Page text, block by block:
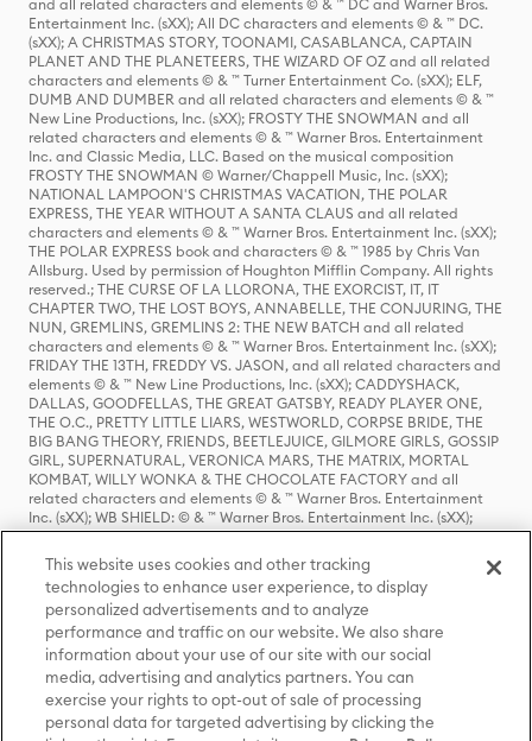
and all related characters and elements © & ™ DC and Warner Bros.
Entertainment Inc. (sXX); All DC characters and elements © & ™ DC.
(sXX); A CHRISTMAS STORY, TOONAMI, CASABLANCA, CAPTAIN
PLANET AND THE PLANETEERS, THE WIZARD OF OZ and all related
characters and elements © & ™ Turner Entertainment Co. (sXX); ELF,
DUMB AND DUMBER and all related characters and elements © & ™
New Line Productions, Inc. (sXX); FROSTY THE SNOWMAN and all
related characters and elements © & ™ Warner Bros. Entertainment
Inc. and Classic Media, LLC. Based on the musical composition
FROSTY THE SNOWMAN © Warner/Chappell Music, Inc. (sXX);
NATIONAL LAMPOON'S CHRISTMAS VACATION, THE POLAR
EXPRESS, THE YEAR WITHOUT A SANTA CLAUS and all related
characters and elements © & ™ Warner Bros. Entertainment Inc. (sXX);
THE POLAR EXPRESS book and characters © & ™ 1985 by Chris Van
Allsburg. Used by permission of Houghton Mifflin Company. All rights
reserved.; THE CURSE OF LA LLORONA, THE EXORCIST, IT, IT
CHAPTER TWO, THE LOST BOYS, ANNABELLE, THE CONJURING, THE
NUN, GREMLINS, GREMLINS 2: THE NEW BATCH and all related
characters and elements © & ™ Warner Bros. Entertainment Inc. (sXX);
FRIDAY THE 13TH, FREDDY VS. JASON, and all related characters and
elements © & ™ New Line Productions, Inc. (sXX); CADDYSHACK,
DALLAS, GOODFELLAS, THE GREAT GATSBY, READY PLAYER ONE,
THE O.C., PRETTY LITTLE LIARS, WESTWORLD, CORPSE BRIDE, THE
BIG BANG THEORY, FRIENDS, BEETLEJUICE, GILMORE GIRLS, GOSSIP
GIRL, SUPERNATURAL, VERONICA MARS, THE MATRIX, MORTAL
KOMBAT, WILLY WONKA & THE CHOCOLATE FACTORY and all
related characters and elements © & ™ Warner Bros. Entertainment
Inc. (sXX); WB SHIELD: © & ™ Warner Bros. Entertainment Inc. (sXX);
HOUSE OF THE DRAGON, GAME OF THRONES, and all related
characters and elements © & ™ Home Box Office, Inc. (sXX); CHILLING
ADVENTURES OF SABRINA, RIVERDALE © & ™ Warner Bros.
Entertainment Inc. Archie Comics and all related characters and
elements © & ™ Archie Comic Publications, Inc. Used with permission.
(sXX); SEINFELD and all related characters and elements © & ™ Castle
Rock Entertainment. (sXX); TED LASSO © & ™ Warner Bros.
Entertainment Inc. & Universal Television LLC (sXX); THE HOBBIT: AN
UNEXPECTED JOURNEY, THE HOBBIT: THE DESOLATION OF SMAUG,
THE HOBBIT: THE BATTLE OF THE FIVE ARMIES, THE LORD OF THE
RINGS: THE FELLOWSHIP OF THE RING, THE LORD OF THE RINGS: THE
This website uses cookies and other tracking
technologies to enhance user experience, to display
personalized advertisements and to analyze
performance and traffic on our website. We also share
information about your use of our site with our social
media, advertising and analytics partners. You can
exercise your rights to opt-out of sale of processing
personal data for targeted advertising by clicking the